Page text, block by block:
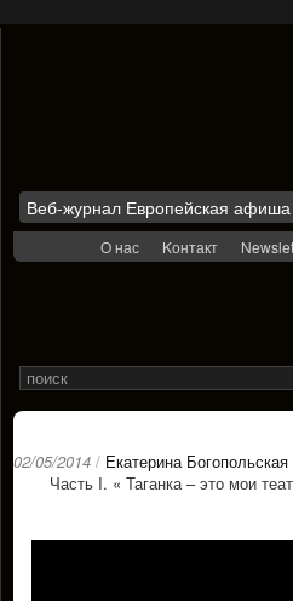
Веб-журнал Европейская афиша
О нас Kонтакт
Search
for
02/05/2014 / Екатерина Богопольская
Часть I. « Таганка – это мои